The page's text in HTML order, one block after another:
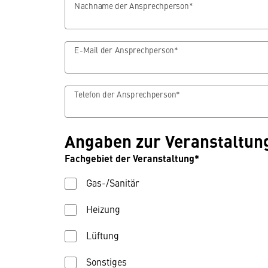
Nachname der Ansprechperson*
E-Mail der Ansprechperson*
Telefon der Ansprechperson*
Angaben zur
Fachgebiet der Veranstaltung*
Gas-/Sanitär
Heizung
Lüftung
Sonstiges